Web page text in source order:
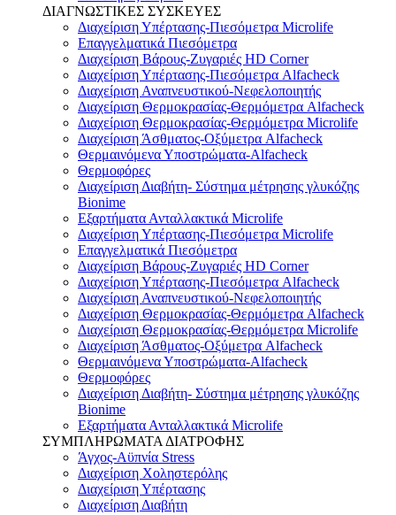
ΔΙΑΓΝΩΣΤΙΚΕΣ ΣΥΣΚΕΥΕΣ
Διαχείριση Υπέρτασης-Πιεσόμετρα Microlife
Επαγγελματικά Πιεσόμετρα
Διαχείριση Βάρους-Ζυγαριές HD Corner
Διαχείριση Υπέρτασης-Πιεσόμετρα Alfacheck
Διαχείριση Αναπνευστικού-Νεφελοποιητής
Διαχείριση Θερμοκρασίας-Θερμόμετρα Alfacheck
Διαχείριση Θερμοκρασίας-Θερμόμετρα Microlife
Διαχείριση Άσθματος-Οξύμετρα Alfacheck
Θερμαινόμενα Υποστρώματα-Alfacheck
Θερμοφόρες
Διαχείριση Διαβήτη- Σύστημα μέτρησης γλυκόζης
Bionime
Εξαρτήματα Ανταλλακτικά Microlife
Διαχείριση Υπέρτασης-Πιεσόμετρα Microlife
Επαγγελματικά Πιεσόμετρα
Διαχείριση Βάρους-Ζυγαριές HD Corner
Διαχείριση Υπέρτασης-Πιεσόμετρα Alfacheck
Διαχείριση Αναπνευστικού-Νεφελοποιητής
Διαχείριση Θερμοκρασίας-Θερμόμετρα Alfacheck
Διαχείριση Θερμοκρασίας-Θερμόμετρα Microlife
Διαχείριση Άσθματος-Οξύμετρα Alfacheck
Θερμαινόμενα Υποστρώματα-Alfacheck
Θερμοφόρες
Διαχείριση Διαβήτη- Σύστημα μέτρησης γλυκόζης
Bionime
Εξαρτήματα Ανταλλακτικά Microlife
ΣΥΜΠΛΗΡΩΜΑΤΑ ΔΙΑΤΡΟΦΗΣ
Άγχος-Αϋπνία Stress
Διαχείριση Χοληστερόλης
Διαχείριση Υπέρτασης
Διαχείριση Διαβήτη